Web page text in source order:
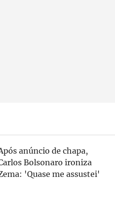
anúncio de chapa,
Bolsonaro ironiza
'Quase me assustei'